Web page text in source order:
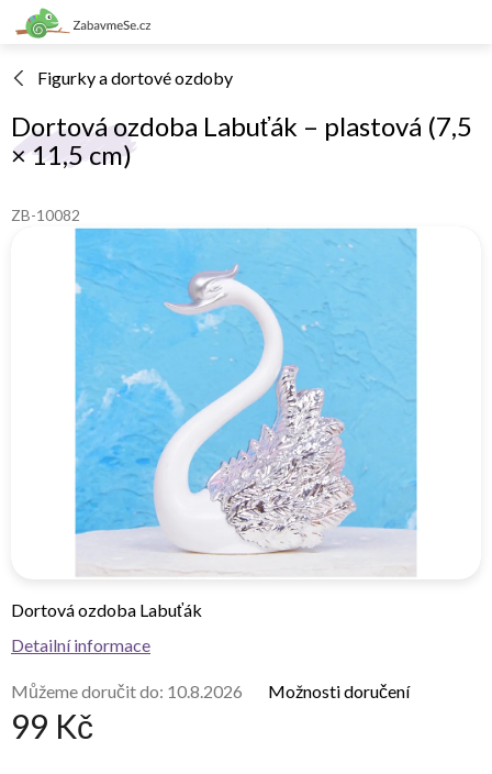
Přejít
na
Figurky a dortové ozdoby
Dortová ozdoba Labuťák – plastová (7,5
× 11,5 cm)
ZB-10082
99 Kč
Můžeme doručit do: 10.8.2026 Možnosti doručení
Dortová ozdoba Labuťák
Detailní informace